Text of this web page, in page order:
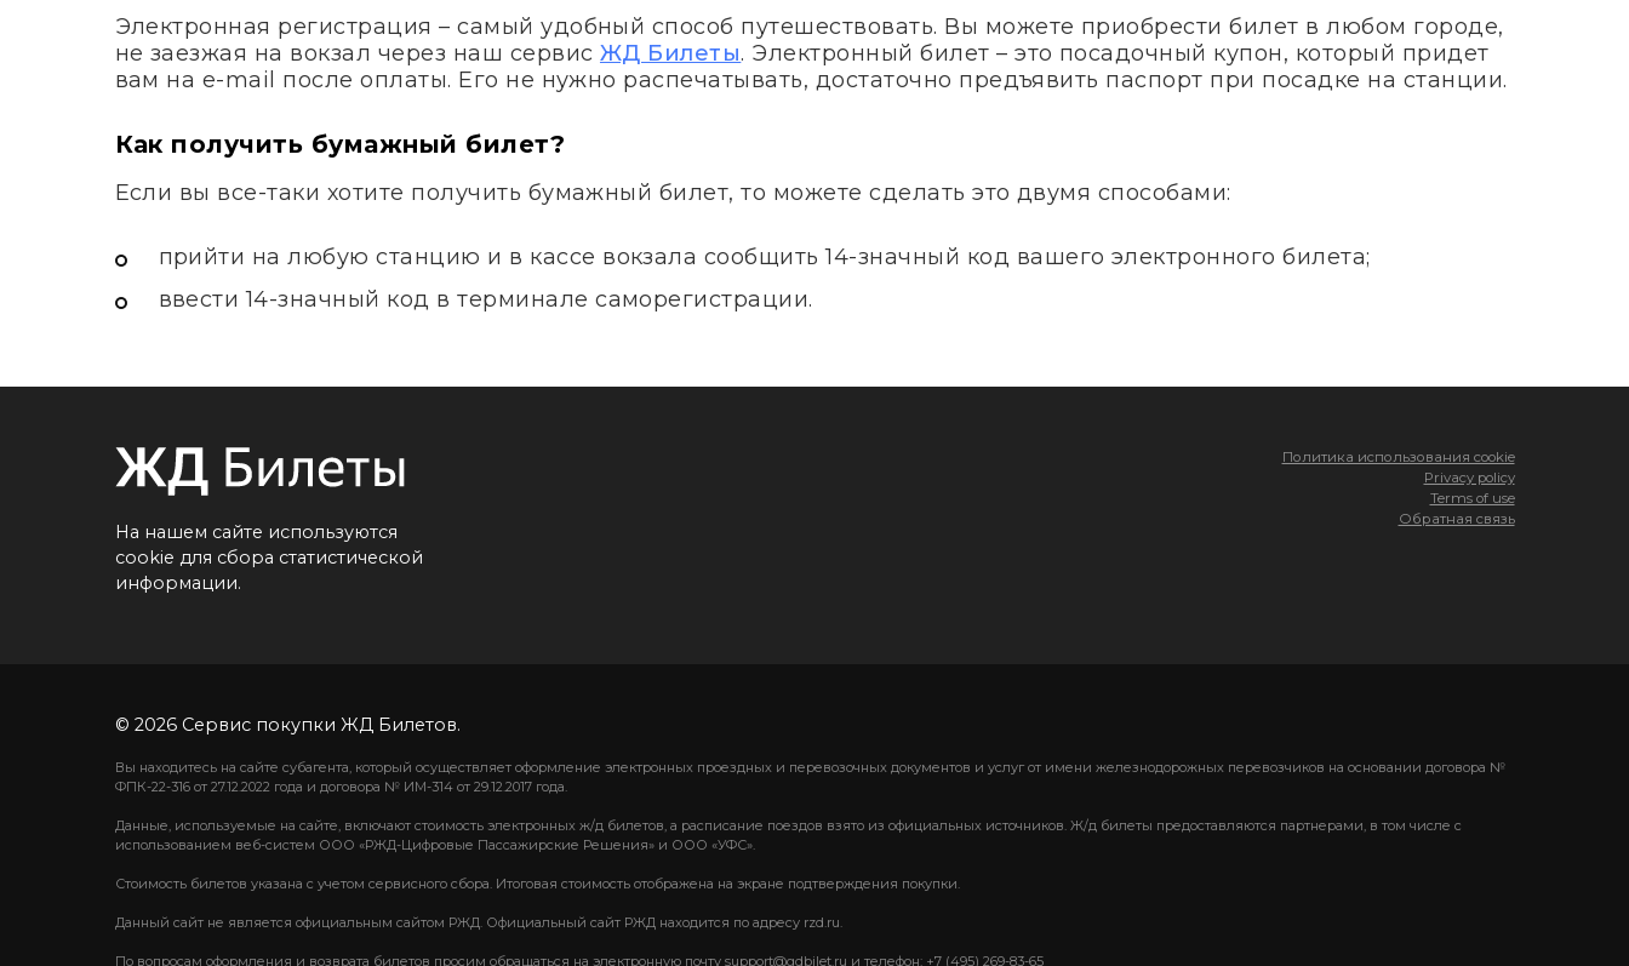
Электронная регистрация – самый удобный способ путешествовать. Вы можете приобрести билет в любом городе,
не заезжая на вокзал через наш сервис ЖД Билеты. Электронный билет – это посадочный купон, который придет
вам на e-mail после оплаты. Его не нужно распечатывать, достаточно предъявить паспорт при посадке на станции.
Как получить бумажный билет?
Если вы все-таки хотите получить бумажный билет, то можете сделать это двумя способами:
прийти на любую станцию и в кассе вокзала сообщить 14-значный код вашего электронного билета;
ввести 14-значный код в терминале саморегистрации.
На нашем сайте используются
cookie для сбора статистической
информации.
Политика использования cookie
Privacy policy
Terms of use
Обратная связь
© 2026 Сервис покупки ЖД Билетов.
Вы находитесь на сайте субагента, который осуществляет оформление электронных проездных и перевозочных документов и услуг от имени железнодорожных перевозчиков на основании договора №
ФПК-22-316 от 27.12.2022 года и договора № ИМ-314 от 29.12.2017 года.
Данные, используемые на сайте, включают стоимость электронных ж/д билетов, а расписание поездов взято из официальных источников. Ж/д билеты предоставляются партнерами, в том числе с
использованием веб-систем ООО «РЖД-Цифровые Пассажирские Решения» и ООО «УФС».
Стоимость билетов указана с учетом сервисного сбора. Итоговая стоимость отображена на экране подтверждения покупки.
Данный сайт не является официальным сайтом РЖД. Официальный сайт РЖД находится по адресу rzd.ru.
По вопросам оформления и возврата билетов просим обращаться на электронную почту support@gdbilet.ru и телефон: +7 (495) 269-83-65